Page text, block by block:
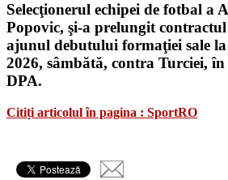
Selecţionerul echipei de fotbal a
Popovic, şi-a prelungit
ajunul debutului formaţiei sale
2026, sâmbătă, contra Turciei,
DPA.
Citiți articolul în pagina : SportRO